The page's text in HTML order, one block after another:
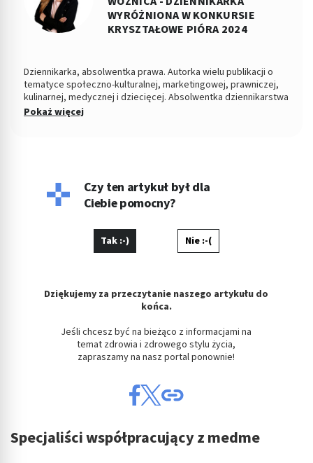
WYRÓŻNIONA W KONKURSIE
KRYSZTAŁOWE PIÓRA 2024
Dziennikarka, absolwentka prawa. Autorka wielu publikacji o
tematyce społeczno-kulturalnej, marketingowej, prawniczej,
kulinarnej, medycznej i dziecięcej. Absolwentka dziennikarstwa
i komunikacji społecznej na Uniwersytecie Jagiellońskim i
Pokaż więcej
Czy ten artykuł był dla
Ciebie pomocny?
Tak :-) Nie :-(
Dziękujemy za przeczytanie naszego artykułu do
końca.
Jeśli chcesz być na bieżąco z informacjami na
temat zdrowia i zdrowego stylu życia,
zapraszamy na nasz portal ponownie!
Specjaliści współpracujący z medme